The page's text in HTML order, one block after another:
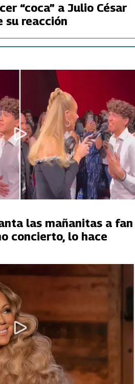
“coca” a Julio César
su reacción
las mañanitas a fan
concierto, lo hace